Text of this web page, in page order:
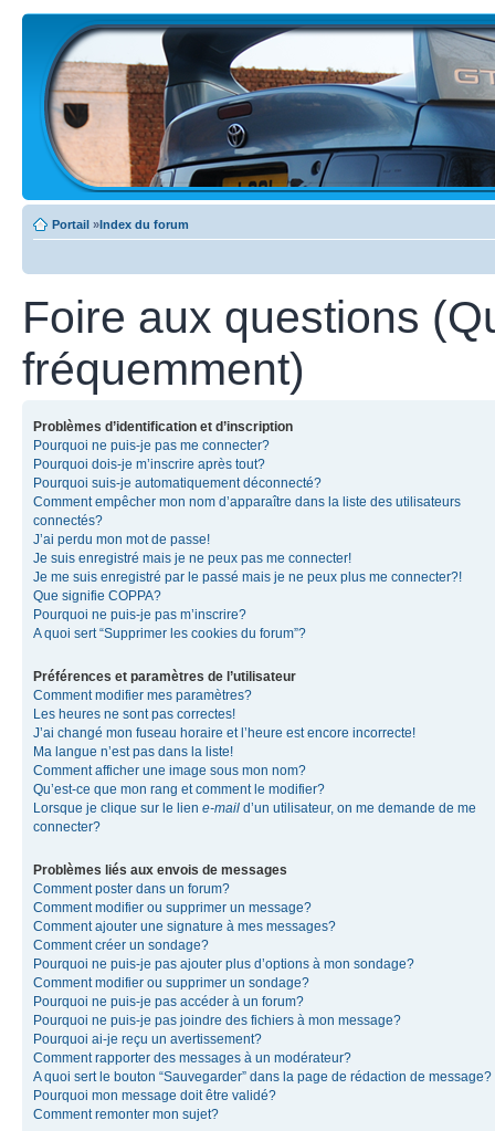
Portail »Index du forum
Foire aux questions
fréquemment)
Problèmes d’identification et d’inscription
Pourquoi ne puis-je pas me connecter?
Pourquoi dois-je m’inscrire après tout?
Pourquoi suis-je automatiquement déconnecté?
Comment empêcher mon nom d’apparaître dans la liste des utilisateurs
connectés?
J’ai perdu mon mot de passe!
Je suis enregistré mais je ne peux pas me connecter!
Je me suis enregistré par le passé mais je ne peux plus me connecter?!
Que signifie COPPA?
Pourquoi ne puis-je pas m’inscrire?
A quoi sert “Supprimer les cookies du forum”?
Préférences et paramètres de l’utilisateur
Comment modifier mes paramètres?
Les heures ne sont pas correctes!
J’ai changé mon fuseau horaire et l’heure est encore incorrecte!
Ma langue n’est pas dans la liste!
Comment afficher une image sous mon nom?
Qu’est-ce que mon rang et comment le modifier?
Lorsque je clique sur le lien e-mail d’un utilisateur, on me demande de me
connecter?
Problèmes liés aux envois de messages
Comment poster dans un forum?
Comment modifier ou supprimer un message?
Comment ajouter une signature à mes messages?
Comment créer un sondage?
Pourquoi ne puis-je pas ajouter plus d’options à mon sondage?
Comment modifier ou supprimer un sondage?
Pourquoi ne puis-je pas accéder à un forum?
Pourquoi ne puis-je pas joindre des fichiers à mon message?
Pourquoi ai-je reçu un avertissement?
Comment rapporter des messages à un modérateur?
A quoi sert le bouton “Sauvegarder” dans la page de rédaction de message?
Pourquoi mon message doit être validé?
Comment remonter mon sujet?